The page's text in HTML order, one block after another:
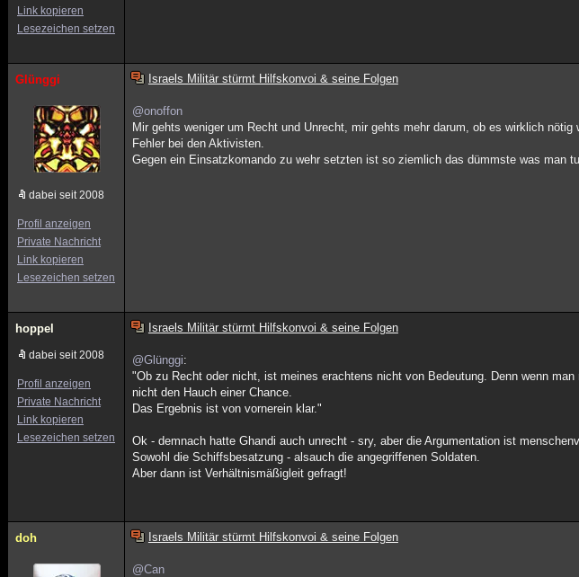
Link kopieren
Lesezeichen setzen
Glünggi
dabei seit 2008
Profil anzeigen
Private Nachricht
Link kopieren
Lesezeichen setzen
Israels Militär stürmt Hilfskonvoi & seine Folgen
@onoffon
Mir gehts weniger um Recht und Unrecht, mir gehts mehr darum, ob es wirklich
Fehler bei den Aktivisten.
Gegen ein Einsatzkomando zu wehr setzten ist so ziemlich das dümmste was man
hoppel
dabei seit 2008
Profil anzeigen
Private Nachricht
Link kopieren
Lesezeichen setzen
Israels Militär stürmt Hilfskonvoi & seine Folgen
@Glünggi:
"Ob zu Recht oder nicht, ist meines erachtens nicht von Bedeutung. Denn wenn
nicht den Hauch einer Chance.
Das Ergebnis ist von vornerein klar."
Ok - demnach hatte Ghandi auch unrecht - sry, aber die Argumentation ist
Sowohl die Schiffsbesatzung - alsauch die angegriffenen Soldaten.
Aber dann ist Verhältnismäßigleit gefragt!
doh Israels Militär stürmt Hilfskonvoi & seine Folgen
@Can